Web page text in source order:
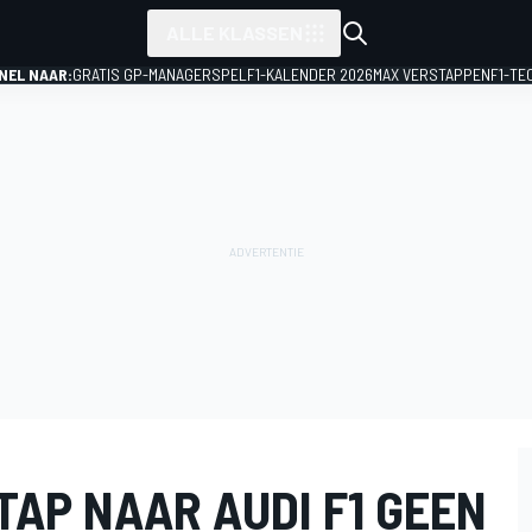
NAAR:GRATIS GP-MANAGERSPEL F1-KALENDER 2026MAX VERSTAPPENF1-
NAAR AUDI F1 GEEN